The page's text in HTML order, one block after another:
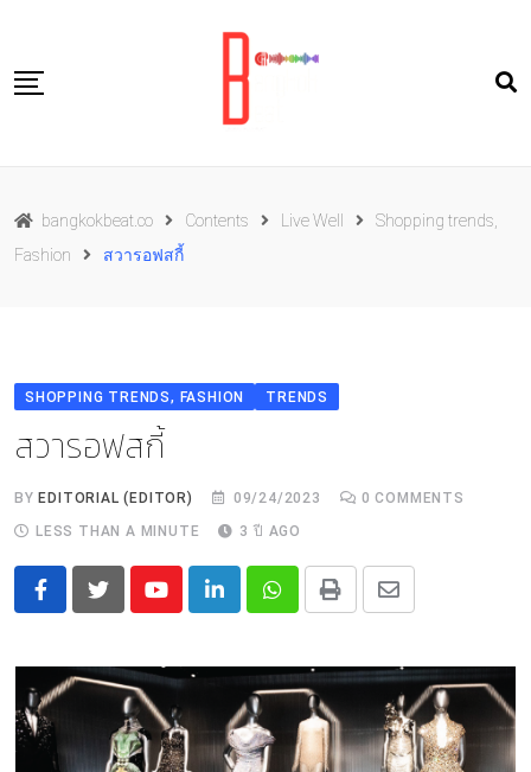
content
Food
TH
bangkokbeat.co Contents Live Well
Shopping trends,
Fashion
สวารอฟสกี้
SHOPPING TRENDS, FASHION TRENDS
สวารอฟสกี้
BY EDITORIAL (EDITOR) 09/24/2023 0 COMMENTS
LESS THAN A MINUTE
3 ปี AGO
YoutubeLinkedInWhatsapp
Print
Share
Email